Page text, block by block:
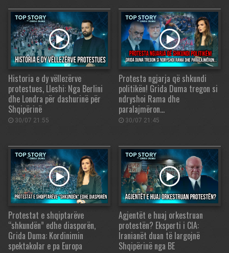
Historia e dy vëllezërve
protestues, Lleshi: Nga Berlini
dhe Londra për dashurinë për
Shqipërinë
30/07 21:55
Protesta ngjarja që shkundi
politikën! Grida Duma tregon si
ndryshoi Rama dhe
paralajmëron…
30/07 21:45
Protestat e shqiptarëve
“shkundën” edhe diasporën,
Grida Duma: Kordinimin
spektakolar e pa Europa
Agjentët e huaj orkestruan
protestën? Eksperti i CIA:
Iranianët duan të largojnë
Shqipërinë nga BE